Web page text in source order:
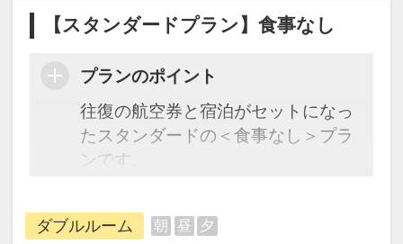
【スタンダードプラン】食事なし
プランのポイント
往復の航空券と宿泊がセットになっ
たスタンダードの＜食事なし＞プラ
ンです。
できるダイナミックパッケージだか
ら、一都市滞在はもちろん周遊旅行
ダブルルーム 朝 昼 夕